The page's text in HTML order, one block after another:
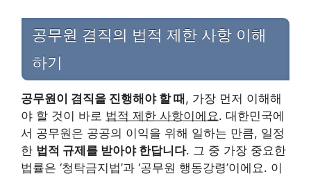
공무원 겸직의 법적 제한 사항 이해
하기
공무원이 겸직을 진행해야 할 때 , 가장 먼저 이해해
야 할 것이 바로 법적 제한 사항이에요. 대한민국에
서 공무원은 공공의 이익을 위해 일하는 만큼, 일정
한 법적 규제를 받아야 한답니다. 그 중 가장 중요한
법률은 ‘청탁금지법’과 ‘공무원 행동강령’이에요. 이